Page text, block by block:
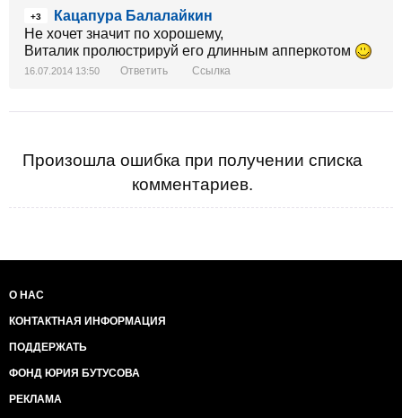
+3
Кацапура Балалайкин
Не хочет значит по хорошему,
Виталик пролюстрируй его длинным апперкотом
16.07.2014 13:50 Ответить Ссылка
Произошла ошибка при получении списка
комментариев.
О НАС
КОНТАКТНАЯ ИНФОРМАЦИЯ
ПОДДЕРЖАТЬ
ФОНД ЮРИЯ БУТУСОВА
РЕКЛАМА